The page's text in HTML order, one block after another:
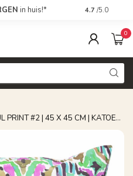
in huis!* Nu bestellen,
4.7 /5.0
0
#2 | 45 X 45 CM | KATOEN/POLYESTER